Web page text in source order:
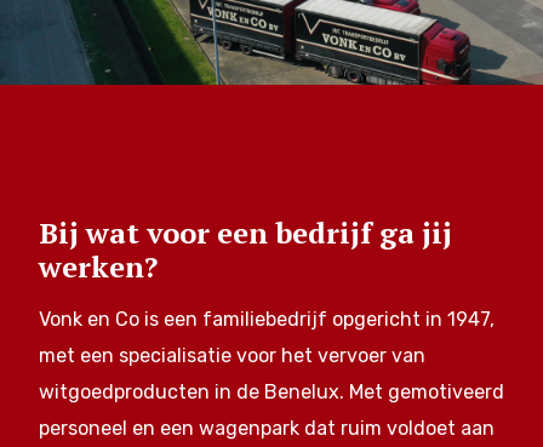
Bij wat voor een bedrijf ga jij
werken?
Vonk en Co is een familiebedrijf opgericht in 1947,
met een specialisatie voor het vervoer van
witgoedproducten in de Benelux. Met gemotiveerd
personeel en een wagenpark dat ruim voldoet aan